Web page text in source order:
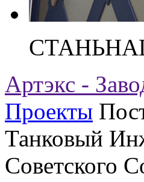
СТАНЬ
Артэкс -
Проекты
Танковый
Советского